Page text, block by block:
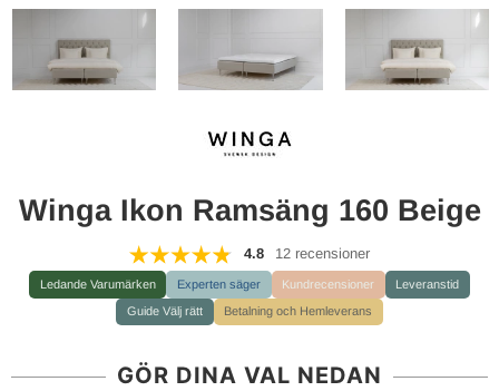
Winga Ikon Ramsäng 160 Beige
4.8 12 recensioner
Ledande Varumärken Experten säger Kundrecensioner Leveranstid
Guide Välj rätt Betalning och Hemleverans
GÖR DINA VAL NEDAN